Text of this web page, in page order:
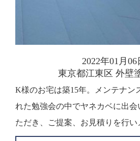
2022年01月06
東京都江東区 外壁
K様のお宅は築15年。メンテナン
れた勉強会の中でヤネカベに出
ただき、ご提案、お見積りを行い